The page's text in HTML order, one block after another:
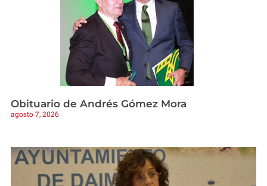
Obituario de Andrés Gómez Mora
agosto 7, 2026